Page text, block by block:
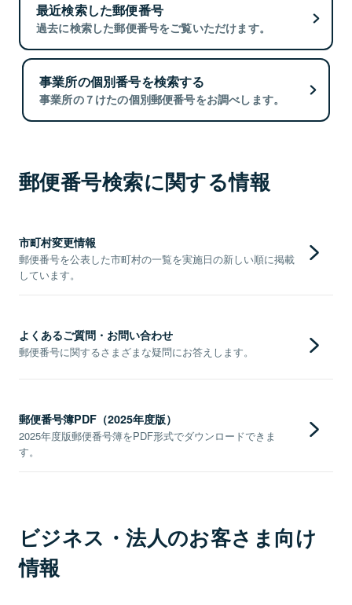
最近検索した郵便番号
過去に検索した郵便番号をご覧いただけます。
事業所の個別番号を検索する
事業所の７けたの個別郵便番号をお調べします。
郵便番号検索に関する情報
市町村変更情報
郵便番号を公表した市町村の一覧を実施日の新しい順に掲載
しています。
よくあるご質問・お問い合わせ
郵便番号に関するさまざまな疑問にお答えします。
郵便番号簿PDF（2025年度版）
2025年度版郵便番号簿をPDF形式でダウンロードできま
す。
ビジネス・法人のお客さま向け
情報